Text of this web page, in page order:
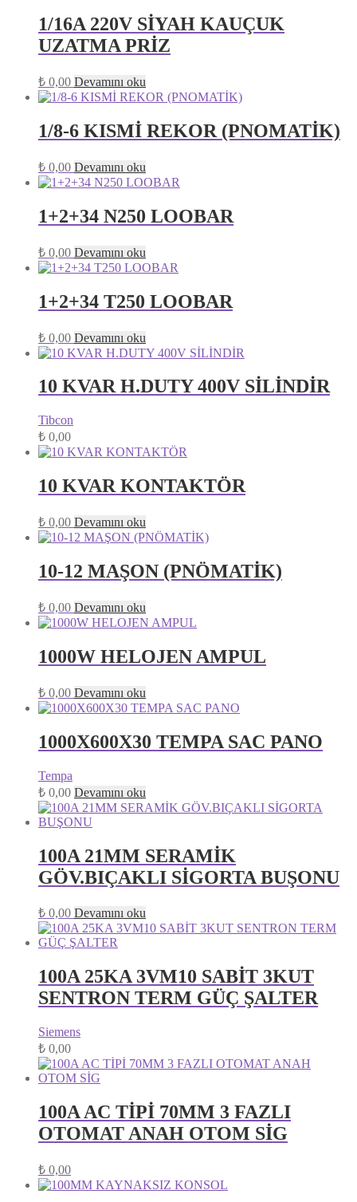
1/16A 220V SİYAH KAUÇUK
UZATMA PRİZ
₺ 0,00 Devamını oku
1/8-6 KISMİ REKOR (PNOMATİK)
₺ 0,00 Devamını oku
1+2+34 N250 LOOBAR
₺ 0,00 Devamını oku
1+2+34 T250 LOOBAR
₺ 0,00 Devamını oku
10 KVAR H.DUTY 400V SİLİNDİR
Tibcon
₺ 0,00
10 KVAR KONTAKTÖR
₺ 0,00 Devamını oku
10-12 MAŞON (PNÖMATİK)
₺ 0,00 Devamını oku
1000W HELOJEN AMPUL
₺ 0,00 Devamını oku
1000X600X30 TEMPA SAC PANO
Tempa
₺ 0,00 Devamını oku
100A 21MM SERAMİK
GÖV.BIÇAKLI SİGORTA BUŞONU
₺ 0,00 Devamını oku
100A 25KA 3VM10 SABİT 3KUT
SENTRON TERM GÜÇ ŞALTER
Siemens
₺ 0,00
100A AC TİPİ 70MM 3 FAZLI
OTOMAT ANAH OTOM SİG
₺ 0,00